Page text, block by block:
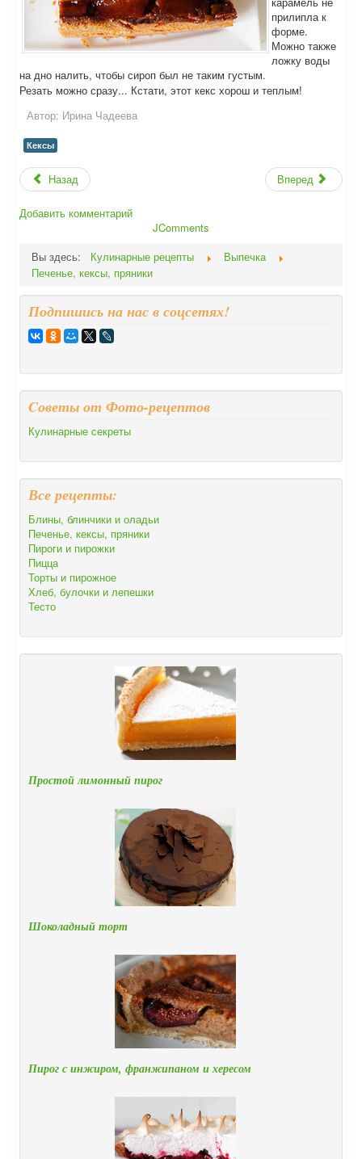
прилипла к
форме.
Можно также
ложку воды
на дно налить, чтобы сироп был не таким густым.
Резать можно сразу... Кстати, этот кекс хорош и теплым!
Автор: Ирина Чадеева
Кексы
Назад Вперед
Добавить комментарий
JComments
Вы здесь:
Кулинарные рецепты
Выпечка
Печенье, кексы, пряники
Подпишись на нас в соцсетях!
Cоветы от Фото-рецептов
Кулинарные секреты
Все рецепты:
Блины, блинчики и оладьи
Печенье, кексы, пряники
Пироги и пирожки
Пицца
Торты и пирожное
Хлеб, булочки и лепешки
Тесто
Простой лимонный пирог
Шоколадный торт
Пирог с инжиром, франжипаном и хересом